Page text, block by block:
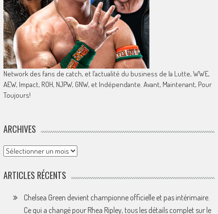
Network des fans de catch, et l’actualité du business de la Lutte, WWE,
AEW, Impact, ROH, NJPW, GNW, et Indépendante. Avant, Maintenant, Pour
Toujours!
ARCHIVES
Archives
ARTICLES RÉCENTS
Chelsea Green devient championne officielle et pas intérimaire.
Ce qui a changé pour Rhea Ripley, tous les détails complet sur le